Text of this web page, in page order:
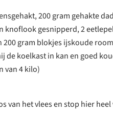
200 gram gehakte
knoflook gesnipperd, 2
gram blokjes ijskoude
de koelkast in kan en goed
van 4 kilo)
van het vlees en stop hier